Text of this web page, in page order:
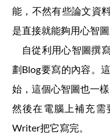
能，不然有些論文資
是直接就能夠用心智圖
自從利用心智圖撰
劃Blog要寫的內容。
始，這個心智圖也一樣
然後在電腦上補充需
Writer把它寫完。